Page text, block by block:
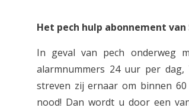
Het pech hulp abonnement van
In geval van pech onderweg
alarmnummers 24 uur per
streven zij ernaar om binnen
nood! Dan wordt u door een